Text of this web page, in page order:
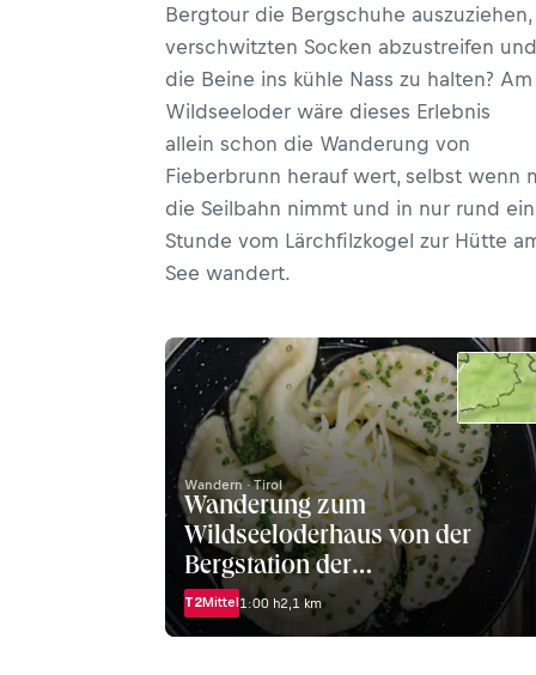
Bergtour die Bergschuhe
verschwitzten Socken abzustreifen und
die Beine ins kühle Nass zu halten? Am
Wildseeloder wäre dieses Erlebnis
allein schon die Wanderung von
Fieberbrunn herauf wert, selbst wenn
die Seilbahn nimmt und in nur rund
Stunde vom Lärchfilzkogel zur Hütte
See wandert.
Wandern · Tirol
Wanderung zum
Wildseeloderhaus von der
Bergstation der
Lärchfiltzkogelbahn/
T2Mittel1:00 h2,1 km